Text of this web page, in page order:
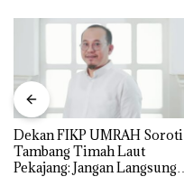
Dekan FIKP UMRAH Soroti
Tambang Timah Laut
Pekajang: Jangan Langsung